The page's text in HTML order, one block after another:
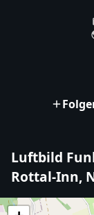
Luftbild
Rottal-Inn,